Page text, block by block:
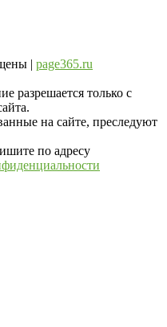
| page365.ru
разрешается только с
на сайте, преследуют
по адресу